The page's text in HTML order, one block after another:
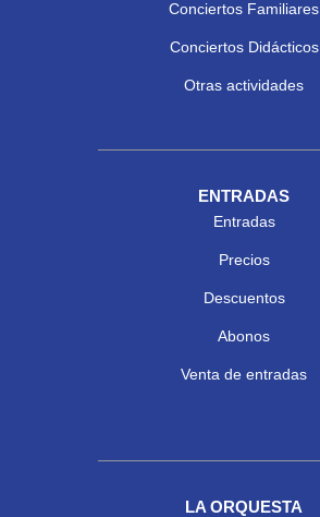
Conciertos Familiares
Conciertos Didácticos
Otras actividades
ENTRADAS
Entradas
Precios
Descuentos
Abonos
Venta de entradas
LA ORQUESTA